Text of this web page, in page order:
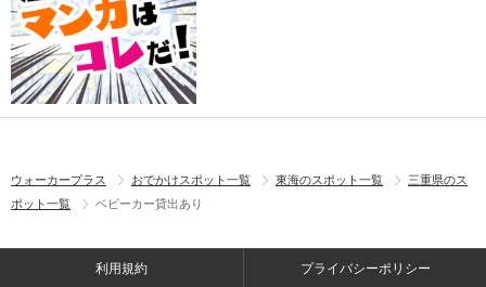
ウォーカープラス おでかけスポット一覧 東海のスポット一覧
三重県のス
ポット一覧
ベビーカー貸出あり
利用規約 プライバシーポリシー